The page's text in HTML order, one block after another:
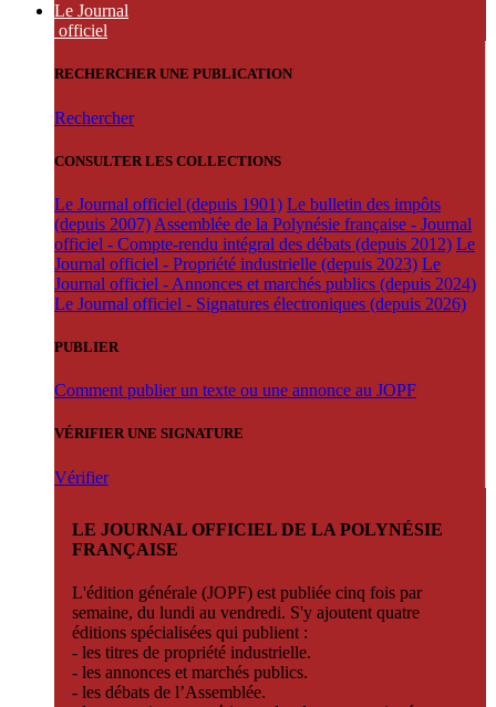
Le Journal
officiel
RECHERCHER UNE PUBLICATION
Rechercher
CONSULTER LES COLLECTIONS
Le Journal officiel (depuis 1901) Le bulletin des impôts
(depuis 2007) Assemblée de la Polynésie française - Journal
officiel - Compte-rendu intégral des débats (depuis 2012) Le
Journal officiel - Propriété industrielle (depuis 2023) Le
Journal officiel - Annonces et marchés publics (depuis 2024)
Le Journal officiel - Signatures électroniques (depuis 2026)
PUBLIER
Comment publier un texte ou une annonce au JOPF
VÉRIFIER UNE SIGNATURE
Vérifier
LE JOURNAL OFFICIEL DE LA POLYNÉSIE
FRANÇAISE
L'édition générale (JOPF) est publiée cinq fois par
semaine, du lundi au vendredi. S'y ajoutent quatre
éditions spécialisées qui publient :
- les titres de propriété industrielle.
- les annonces et marchés publics.
- les débats de l’Assemblée.